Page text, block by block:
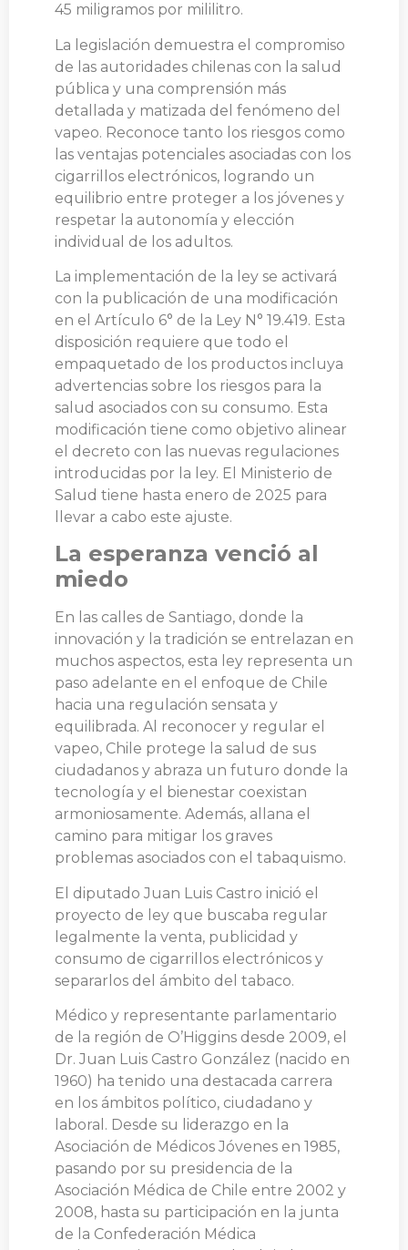
45 miligramos por mililitro.
La legislación demuestra el compromiso
de las autoridades chilenas con la salud
pública y una comprensión más
detallada y matizada del fenómeno del
vapeo. Reconoce tanto los riesgos como
las ventajas potenciales asociadas con los
cigarrillos electrónicos, logrando un
equilibrio entre proteger a los jóvenes y
respetar la autonomía y elección
individual de los adultos.
La implementación de la ley se activará
con la publicación de una modificación
en el Artículo 6° de la Ley N° 19.419. Esta
disposición requiere que todo el
empaquetado de los productos incluya
advertencias sobre los riesgos para la
salud asociados con su consumo. Esta
modificación tiene como objetivo alinear
el decreto con las nuevas regulaciones
introducidas por la ley. El Ministerio de
Salud tiene hasta enero de 2025 para
llevar a cabo este ajuste.
La esperanza venció al
miedo
En las calles de Santiago, donde la
innovación y la tradición se entrelazan en
muchos aspectos, esta ley representa un
paso adelante en el enfoque de Chile
hacia una regulación sensata y
equilibrada. Al reconocer y regular el
vapeo, Chile protege la salud de sus
ciudadanos y abraza un futuro donde la
tecnología y el bienestar coexistan
armoniosamente. Además, allana el
camino para mitigar los graves
problemas asociados con el tabaquismo.
El diputado Juan Luis Castro inició el
proyecto de ley que buscaba regular
legalmente la venta, publicidad y
consumo de cigarrillos electrónicos y
separarlos del ámbito del tabaco.
Médico y representante parlamentario
de la región de O’Higgins desde 2009, el
Dr. Juan Luis Castro González (nacido en
1960) ha tenido una destacada carrera
en los ámbitos político, ciudadano y
laboral. Desde su liderazgo en la
Asociación de Médicos Jóvenes en 1985,
pasando por su presidencia de la
Asociación Médica de Chile entre 2002 y
2008, hasta su participación en la junta
de la Confederación Médica